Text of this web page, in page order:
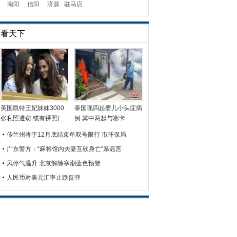
南阳
信阳 济源 驻马店
看天下
英国凯特王妃妹妹3000
张私照遭窃 或有裸照(
泰国现四起婴儿小头症病
例 其中两起与寨卡
传兰州将于12月底结束单双号限行 市环保局
广东警方：“麻将馆内夫妻互砍身亡”系谣言
风停气温升 北京解除寒潮蓝色预警
人民币对美元汇率止跌反弹